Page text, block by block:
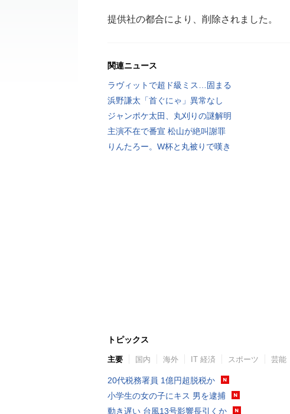
提供社の都合により、削除されました。
関連ニュース
ラヴィットで超ド級ミス…固まる
浜野謙太「首ぐにゃ」異常なし
ジャンポケ太田、丸刈りの謎解明
主演不在で番宣 松山が絶叫謝罪
りんたろー。W杯と丸被りで嘆き
トピックス
主要 国内 海外 IT 経済 スポーツ 芸能
20代税務署員 1億円超脱税か
小学生の女の子にキス 男を逮捕
動き遅い 台風13号影響長引くか